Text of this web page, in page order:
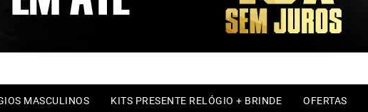
MASCULINOS KITS PRESENTE RELÓGIO + BRINDE OFERTAS